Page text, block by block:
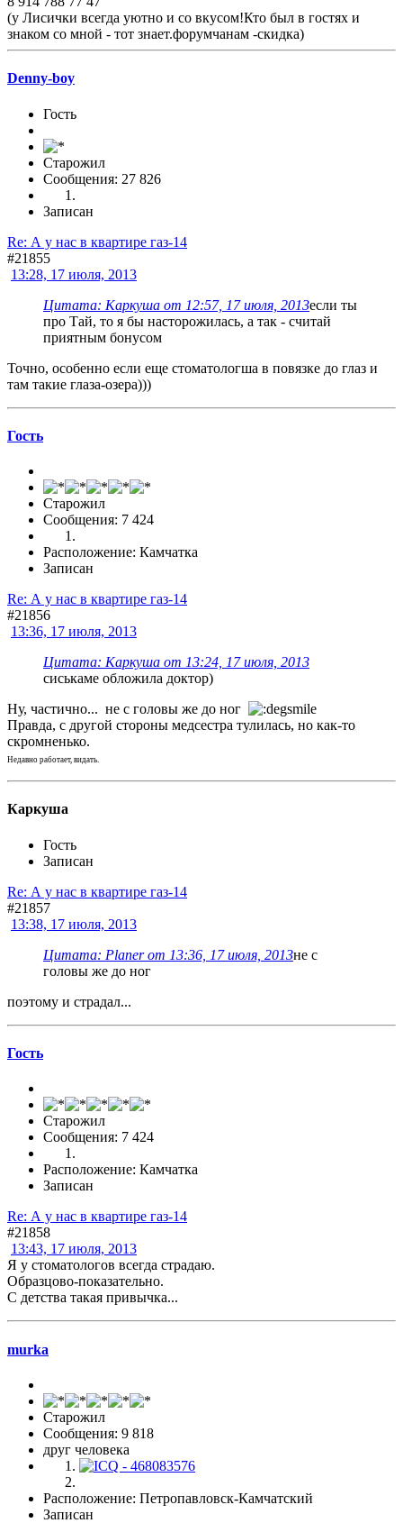
(у Лисички всегда уютно и со вкусом!Кто был в гостях и
знаком со мной - тот знает.форумчанам -скидка)
Denny-boy
Гость
Старожил
Сообщения: 27 826
Записан
Re: А у нас в квартире газ-14
#21855
13:28, 17 июля, 2013
Цитата: Каркуша от 12:57, 17 июля, 2013если ты
про Тай, то я бы насторожилась, а так - считай
приятным бонусом
Точно, особенно если еще стоматологша в повязке до глаз и
там такие глаза-озера)))
Гоcть
Старожил
Сообщения: 7 424
Расположение: Камчатка
Записан
Re: А у нас в квартире газ-14
#21856
13:36, 17 июля, 2013
Цитата: Каркуша от 13:24, 17 июля, 2013
сиськаме обложила доктор)
Ну, частично... не с головы же до ног
Правда, с другой стороны медсестра тулилась, но как-то
скромненько.
Недавно работает, видать.
Каркуша
Гость
Записан
Re: А у нас в квартире газ-14
#21857
13:38, 17 июля, 2013
Цитата: Planer от 13:36, 17 июля, 2013не с
головы же до ног
поэтому и страдал...
Гоcть
Старожил
Сообщения: 7 424
Расположение: Камчатка
Записан
Re: А у нас в квартире газ-14
#21858
13:43, 17 июля, 2013
Я у стоматологов всегда страдаю.
Образцово-показательно.
С детства такая привычка...
murka
Старожил
Сообщения: 9 818
друг человека
Расположение: Петропавловск-Камчатский
Записан